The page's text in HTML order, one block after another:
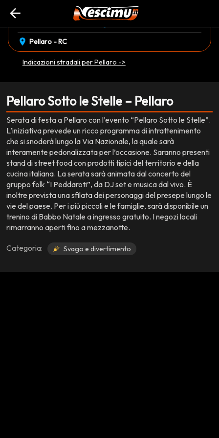
arrow_back
EVENTO CONCLUSO
sabato 20 Dicembre 20:00 • 00:00
location_on Pellaro - RC
Indicazioni stradali per Pellaro ->
Pellaro Sotto le Stelle – Pellaro
Serata di festa a Pellaro con l’evento “Pellaro Sotto le Stelle”.
L’iniziativa prevede un ricco programma di intrattenimento
che si snoderà lungo la Via Nazionale, la quale sarà
interamente pedonalizzata per l’occasione. Saranno presenti
stand di street food con prodotti tipici del territorio e della
cucina italiana. La serata sarà animata dal concerto del
gruppo folk “I Peddaroti”, da DJ set e musica dal vivo. È
inoltre prevista una sfilata dei personaggi del presepe lungo le
vie del paese. Per i più piccoli e le famiglie, sarà disponibile un
trenino di Babbo Natale a ingresso gratuito. I negozi locali
rimarranno aperti fino a mezzanotte.
Categoria: Svago e divertimento